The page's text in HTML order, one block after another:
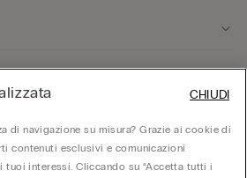
di navigazione su misura? Grazie ai cookie di
contenuti esclusivi e comunicazioni
tuoi interessi. Cliccando su “Accetta tutti i
CHIUDI